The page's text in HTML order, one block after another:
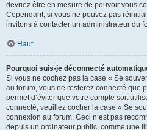
devriez être en mesure de pouvoir vous
Cependant, si vous ne pouvez pas
invitons à contacter un administrateur du
Haut
Pourquoi suis-je déconnecté
Si vous ne cochez pas la case « Se
au forum, vous ne resterez connecté que
permet d’éviter que votre compte soit
connecté, veuillez cocher la case « Se
connexion au forum. Ceci n’est pas
depuis un ordinateur public, comme une